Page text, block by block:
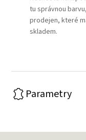
tu správnou
prodejen, které
skladem.
Parametry